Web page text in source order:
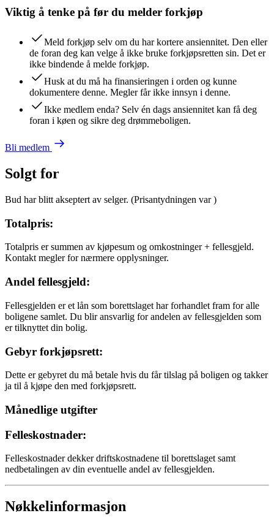
Viktig å tenke på før du melder forkjøp
Meld forkjøp selv om du har kortere ansiennitet. Den eller
de foran deg kan velge å ikke bruke forkjøpsretten sin. Det er
ikke bindende å melde forkjøp.
Husk at du må ha finansieringen i orden og kunne
dokumentere denne. Megler får ikke innsyn i denne.
Ikke medlem enda? Selv én dags ansiennitet kan få deg
foran i køen og sikre deg drømmeboligen.
Bli medlem
Solgt for
Bud har blitt akseptert av selger. (Prisantydningen var)
Totalpris:
Totalpris er summen av kjøpesum og omkostninger + fellesgjeld.
Kontakt megler for nærmere opplysninger.
Andel fellesgjeld:
Fellesgjelden er et lån som borettslaget har forhandlet fram for alle
boligene samlet. Du blir ansvarlig for andelen av fellesgjelden som
er tilknyttet din bolig.
Gebyr forkjøpsrett:
Dette er gebyret du må betale hvis du får tilslag på boligen og takker
ja til å kjøpe den med forkjøpsrett.
Månedlige utgifter
Felleskostnader:
Felleskostnader dekker driftskostnadene til borettslaget samt
nedbetalingen av din eventuelle andel av fellesgjelden.
Nøkkelinformasjon